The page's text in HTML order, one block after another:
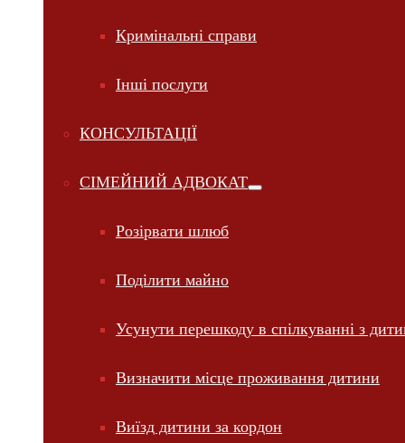
Кримінальні справи
Інші послуги
КОНСУЛЬТАЦІЇ
СІМЕЙНИЙ АДВОКАТ
Розірвати шлюб
Поділити майно
Усунути перешкоду в спілкуванні з
Визначити місце проживання дитини
Виїзд дитини за кордон